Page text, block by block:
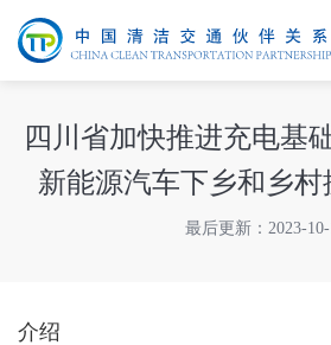
四川省加快推进充电基
新能源汽车下乡和乡
最后更新：2023-
介绍